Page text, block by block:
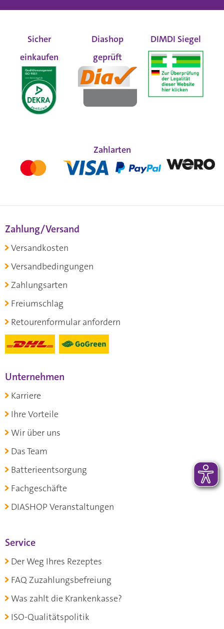
Sicher
einkaufen
Diashop
geprüft
DIMDI Siegel
Zahlarten
Zahlung/Versand
Versandkosten
Versandbedingungen
Zahlungsarten
Freiumschlag
Retourenformular anfordern
Unternehmen
Karriere
Ihre Vorteile
Wir über uns
Das Team
Batterieentsorgung
Fachgeschäfte
DIASHOP Veranstaltungen
Service
Der Weg Ihres Rezeptes
FAQ Zuzahlungsbefreiung
Was zahlt die Krankenkasse?
ISO-Qualitätspolitik